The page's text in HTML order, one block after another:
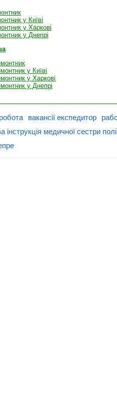
у Київі
у Харкові
у Днепрі
у Київі
у Харкові
у Днепрі
вакансії експедитор
інструкція медичної сестри